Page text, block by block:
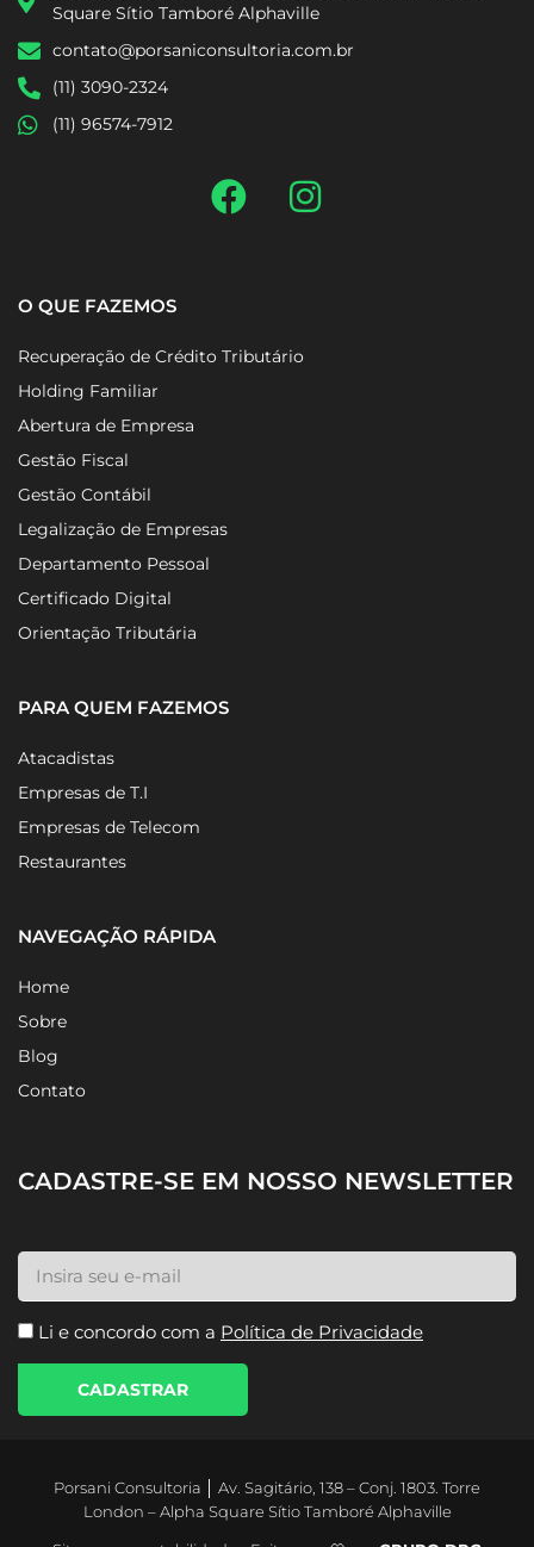
Square Sítio Tamboré Alphaville
contato@porsaniconsultoria.com.br
(11) 3090-2324
(11) 96574-7912
O QUE FAZEMOS
Recuperação de Crédito Tributário
Holding Familiar
Abertura de Empresa
Gestão Fiscal
Gestão Contábil
Legalização de Empresas
Departamento Pessoal
Certificado Digital
Orientação Tributária
PARA QUEM FAZEMOS
Atacadistas
Empresas de T.I
Empresas de Telecom
Restaurantes
NAVEGAÇÃO RÁPIDA
Home
Sobre
Blog
Contato
CADASTRE-SE EM NOSSO NEWSLETTER
Li e concordo com a Política de Privacidade
CADASTRAR
Porsani Consultoria │ Av. Sagitário, 138 – Conj. 1803. Torre
London – Alpha Square Sítio Tamboré Alphaville